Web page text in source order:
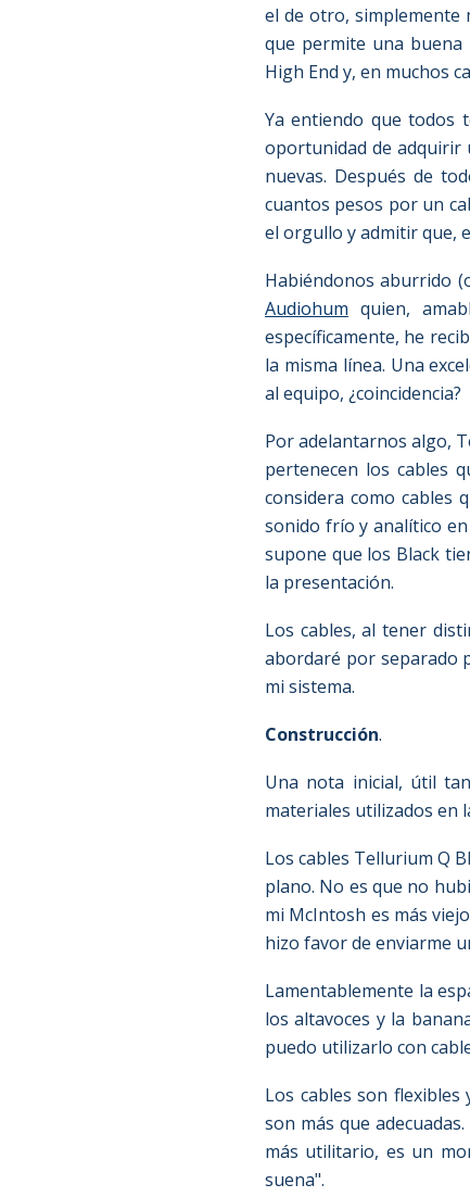
el de otro, simplemente
que permite una
High End y, en muchos
Ya entiendo que todos
oportunidad de adquirir
nuevas. Después de
cuantos pesos por un
el orgullo y admitir que,
Habiéndonos aburrido
Audiohum quien,
específicamente, he
la misma línea. Una
al equipo, ¿coincidencia?
Por adelantarnos algo,
pertenecen los cables
considera como cables
sonido frío y analítico en
supone que los Black
la presentación.
Los cables, al tener
abordaré por separado
mi sistema.
Construcción.
Una nota inicial, útil
materiales utilizados en
Los cables Tellurium Q
plano. No es que no
mi McIntosh es más
hizo favor de enviarme
Lamentablemente la
los altavoces y la
puedo utilizarlo con
Los cables son
son más que
más utilitario, es un
suena".